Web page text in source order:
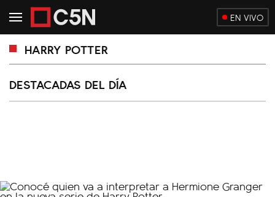
EN VIVO
HARRY POTTER
DESTACADAS DEL DÍA